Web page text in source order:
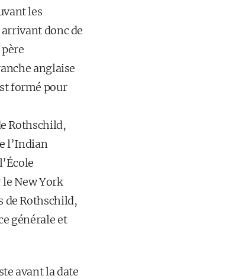
les
arrivant donc de
anglaise
formé pour
Rothschild,
l’Indian
New York
de Rothschild,
générale et
avant la date